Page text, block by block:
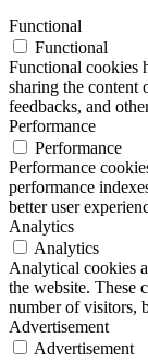
Functional
Functional
Functional cookies
sharing the content
feedbacks, and
Performance
Performance
Performance
performance
better user
Analytics
Analytics
Analytical cookies
the website. These
number of visitors,
Advertisement
Advertisement